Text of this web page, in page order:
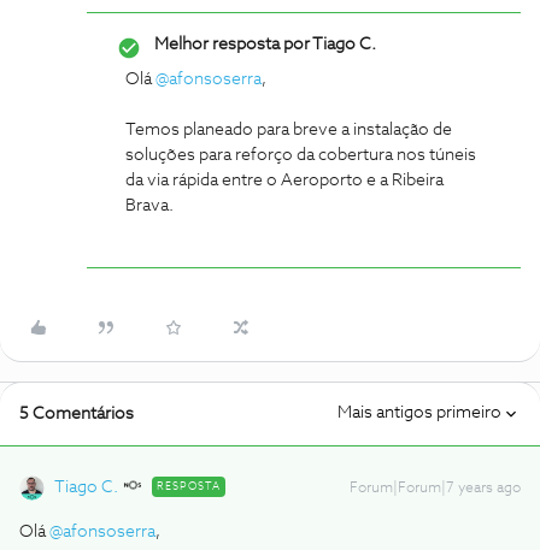
Melhor resposta porTiago C.
Olá@afonsoserra,
Temos planeado para breve a instalação de
soluções para reforço da cobertura nos túneis
da via rápida entre o Aeroporto e a Ribeira
Brava.
5 Comentários Mais antigos primeiro
Tiago C. RESPOSTA Forum|Forum|7 years ago
Olá@afonsoserra,